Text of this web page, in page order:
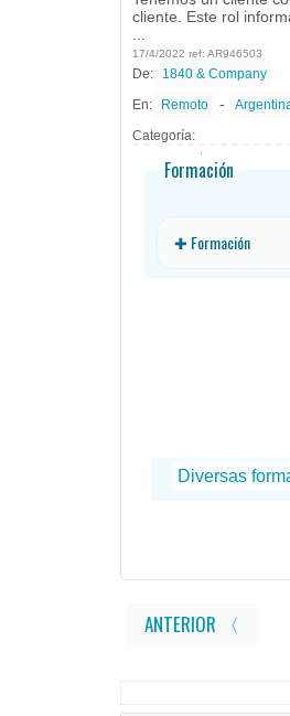
cliente. Este rol
17/4/2022 ref: AR946503
De: 1840 & Company
En: Remoto -
Categoría:
Formación
✚ Formación
ANTERIOR 〈